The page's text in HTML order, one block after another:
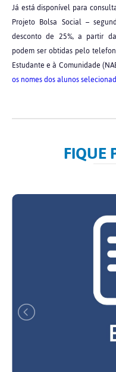
Já está disponível para
Projeto Bolsa Social –
desconto de 25%, a partir
podem ser obtidas pelo
Estudante e à Comunidade
os nomes dos alunos
FIQUE